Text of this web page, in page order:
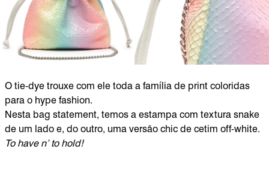
O tie-dye trouxe com ele toda a família de print coloridas
para o hype fashion.
Nesta bag statement, temos a estampa com textura snake
de um lado e, do outro, uma versão chic de cetim off-white.
To have n’ to hold!